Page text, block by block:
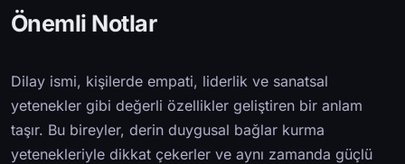
Önemli Notlar
Dilay ismi, kişilerde empati, liderlik ve sanatsal
yetenekler gibi değerli özellikler geliştiren bir anlam
taşır. Bu bireyler, derin duygusal bağlar kurma
yetenekleriyle dikkat çekerler ve aynı zamanda güçlü